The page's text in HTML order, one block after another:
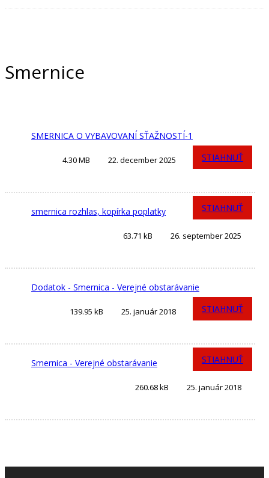
Smernice
SMERNICA O VYBAVOVANÍ SŤAŽNOSTÍ-1
STIAHNUŤ
4.30 MB 22. december 2025
smernica rozhlas, kopírka poplatky STIAHNUŤ
63.71 kB 26. september 2025
Dodatok - Smernica - Verejné obstarávanie
STIAHNUŤ
139.95 kB 25. január 2018
Smernica - Verejné obstarávanie STIAHNUŤ
260.68 kB 25. január 2018